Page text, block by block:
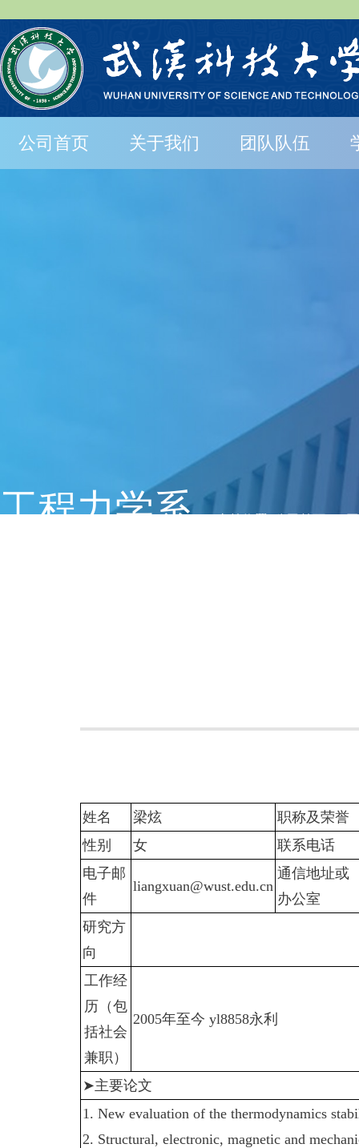
公司首页 关于我们 团队队伍
工程力学系
姓名 梁炫
职称及荣誉
性别
女
联系电话
电子邮
件
liangxuan@wust.edu.cn
通信地址或
办公室
研究方
向
工作经
历（包
括社会
兼职）
2005年至今 yl8858永利
➤主要论文
1. New evaluation of the thermodynamics
2. Structural, electronic, magnetic and